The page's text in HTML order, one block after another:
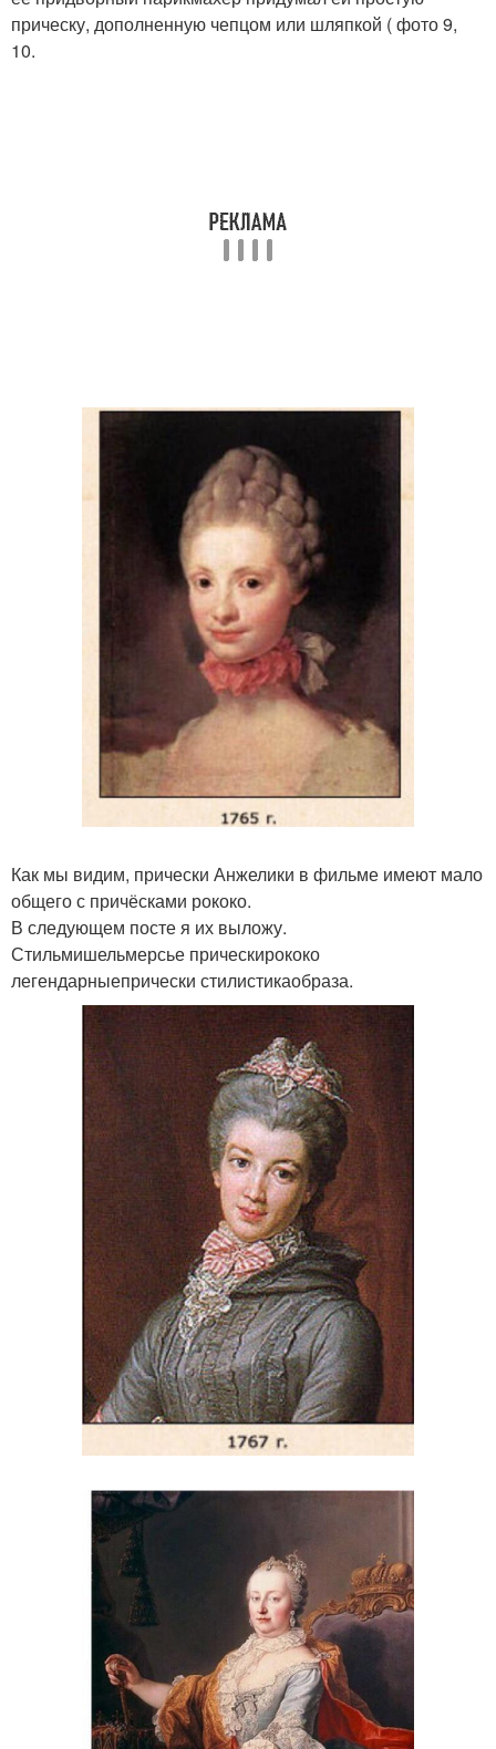
прическу, дополненную чепцом или шляпкой ( фото 9,
10.
Как мы видим, прически Анжелики в фильме имеют мало
общего с причёсками рококо.
В следующем посте я их выложу.
Стильмишельмерсье прическирококо
легендарныепрически стилистикаобраза.